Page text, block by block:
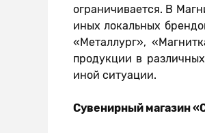
ограничивается. В
иных локальных
«Металлург»,
продукции в
иной ситуации.
Сувенирный магазин